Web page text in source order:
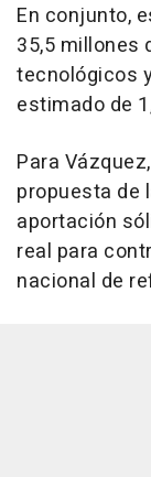
En conjunto,
35,5 millones
tecnológicos
estimado de
Para
propuesta de
aportación
real para
nacional de